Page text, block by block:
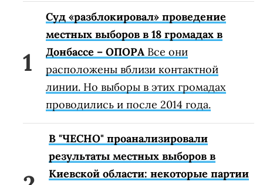
Суд «разблокировал» проведение
местных выборов в 18 громадах в
Донбассе – ОПОРА Все они
расположены вблизи контактной
линии. Но выборы в этих громадах
проводились и после 2014 года.
В "ЧЕСНО" проанализировали
результаты местных выборов в
Киевской области: некоторые партии